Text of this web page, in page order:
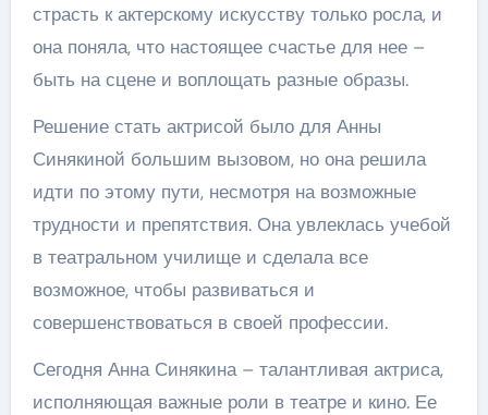
страсть к актерскому искусству только росла, и
она поняла, что настоящее счастье для нее –
быть на сцене и воплощать разные образы.
Решение стать актрисой было для Анны
Синякиной большим вызовом, но она решила
идти по этому пути, несмотря на возможные
трудности и препятствия. Она увлеклась учебой
в театральном училище и сделала все
возможное, чтобы развиваться и
совершенствоваться в своей профессии.
Сегодня Анна Синякина – талантливая актриса,
исполняющая важные роли в театре и кино. Ее